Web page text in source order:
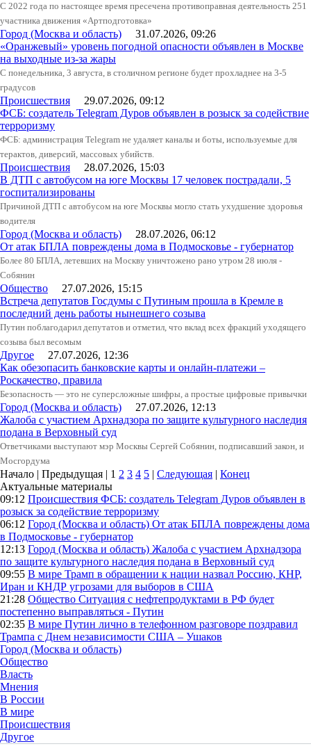
С 2022 года по настоящее время пресечена противоправная деятельность 251
участника движения «Артподготовка»
Город (Москва и область) 31.07.2026, 09:26
«Оранжевый» уровень погодной опасности объявлен в Москве
на выходные из-за жары
С понедельника, 3 августа, в столичном регионе будет прохладнее на 3-5
градусов
Происшествия 29.07.2026, 09:12
ФСБ: создатель Telegram Дуров объявлен в розыск за содействие
терроризму
ФСБ: администрация Telegram не удаляет каналы и боты, используемые для
терактов, диверсий, массовых убийств.
Происшествия 28.07.2026, 15:03
В ДТП с автобусом на юге Москвы 17 человек пострадали, 5
госпитализированы
Причиной ДТП с автобусом на юге Москвы могло стать ухудшение здоровья
водителя
Город (Москва и область) 28.07.2026, 06:12
От атак БПЛА повреждены дома в Подмосковье - губернатор
Более 80 БПЛА, летевших на Москву уничтожено рано утром 28 июля -
Собянин
Общество 27.07.2026, 15:15
Встреча депутатов Госдумы с Путиным прошла в Кремле в
последний день работы нынешнего созыва
Путин поблагодарил депутатов и отметил, что вклад всех фракций уходящего
созыва был весомым
Другое 27.07.2026, 12:36
Как обезопасить банковские карты и онлайн-платежи –
Роскачество, правила
Безопасность — это не суперсложные шифры, а простые цифровые привычки
Город (Москва и область) 27.07.2026, 12:13
Жалоба с участием Архнадзора по защите культурного наследия
подана в Верховный суд
Ответчиками выступают мэр Москвы Сергей Собянин, подписавший закон, и
Мосгордума
Начало | Предыдущая | 1 2 3 4 5 | Следующая | Конец
Актуальные материалы
09:12 Происшествия ФСБ: создатель Telegram Дуров объявлен в
розыск за содействие терроризму
06:12 Город (Москва и область) От атак БПЛА повреждены дома
в Подмосковье - губернатор
12:13 Город (Москва и область) Жалоба с участием Архнадзора
по защите культурного наследия подана в Верховный суд
09:55 В мире Трамп в обращении к нации назвал Россию, КНР,
Иран и КНДР угрозами для выборов в США
21:28 Общество Ситуация с нефтепродуктами в РФ будет
постепенно выправляться - Путин
02:35 В мире Путин лично в телефонном разговоре поздравил
Трампа с Днем независимости США – Ушаков
Город (Москва и область)
Общество
Власть
Мнения
В России
В мире
Происшествия
Другое